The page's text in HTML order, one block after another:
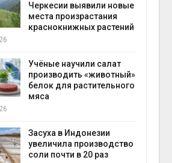
Черкесии выявили новые
места произрастания
краснокнижных растений
Учёные научили салат
производить «животный»
белок для растительного
мяса
Засуха в Индонезии
увеличила производство
соли почти в 20 раз